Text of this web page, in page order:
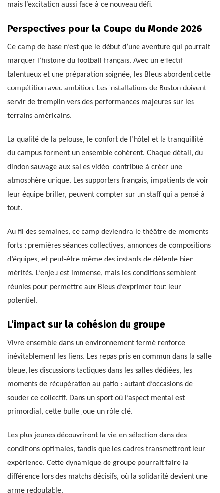
mais l’excitation aussi face à ce nouveau défi.
Perspectives pour la Coupe du Monde 2026
Ce camp de base n’est que le début d’une aventure qui pourrait
marquer l’histoire du football français. Avec un effectif
talentueux et une préparation soignée, les Bleus abordent cette
compétition avec ambition. Les installations de Boston doivent
servir de tremplin vers des performances majeures sur les
terrains américains.
La qualité de la pelouse, le confort de l’hôtel et la tranquillité
du campus forment un ensemble cohérent. Chaque détail, du
dindon sauvage aux salles vidéo, contribue à créer une
atmosphère unique. Les supporters français, impatients de voir
leur équipe briller, peuvent compter sur un staff qui a pensé à
tout.
Au fil des semaines, ce camp deviendra le théâtre de moments
forts : premières séances collectives, annonces de compositions
d’équipes, et peut-être même des instants de détente bien
mérités. L’enjeu est immense, mais les conditions semblent
réunies pour permettre aux Bleus d’exprimer tout leur
potentiel.
L’impact sur la cohésion du groupe
Vivre ensemble dans un environnement fermé renforce
inévitablement les liens. Les repas pris en commun dans la salle
bleue, les discussions tactiques dans les salles dédiées, les
moments de récupération au patio : autant d’occasions de
souder ce collectif. Dans un sport où l’aspect mental est
primordial, cette bulle joue un rôle clé.
Les plus jeunes découvriront la vie en sélection dans des
conditions optimales, tandis que les cadres transmettront leur
expérience. Cette dynamique de groupe pourrait faire la
différence lors des matchs décisifs, où la solidarité devient une
arme redoutable.